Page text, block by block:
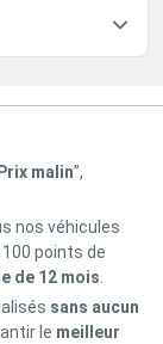
Prix malin”,
nos véhicules
points de
de 12 mois
sans aucun
le meilleur